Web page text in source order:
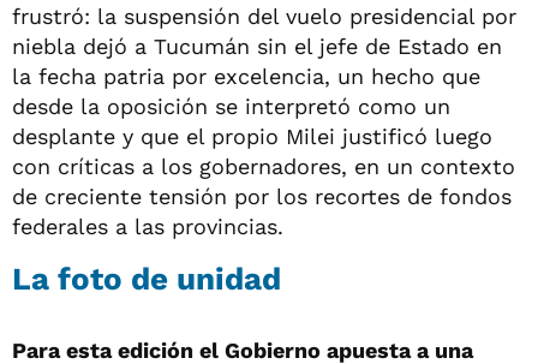
frustró: la suspensión del vuelo presidencial por
niebla dejó a Tucumán sin el jefe de Estado en
la fecha patria por excelencia, un hecho que
desde la oposición se interpretó como un
desplante y que el propio Milei justificó luego
con críticas a los gobernadores, en un contexto
de creciente tensión por los recortes de fondos
federales a las provincias.
La foto de unidad
Para esta edición el Gobierno apuesta a una